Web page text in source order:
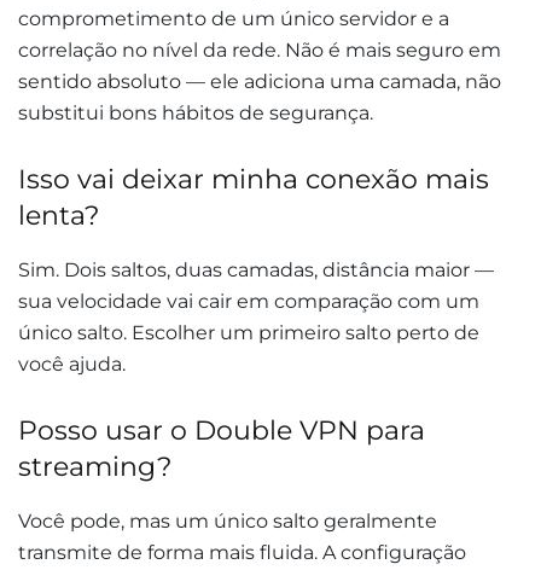
comprometimento de um único servidor e a
correlação no nível da rede. Não é mais seguro em
sentido absoluto — ele adiciona uma camada, não
substitui bons hábitos de segurança.
Isso vai deixar minha conexão mais
lenta?
Sim. Dois saltos, duas camadas, distância maior —
sua velocidade vai cair em comparação com um
único salto. Escolher um primeiro salto perto de
você ajuda.
Posso usar o Double VPN para
streaming?
Você pode, mas um único salto geralmente
transmite de forma mais fluida. A configuração